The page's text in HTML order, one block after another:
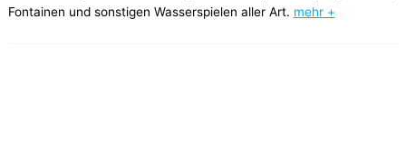
Fontainen und sonstigen Wasserspielen aller Art. mehr +